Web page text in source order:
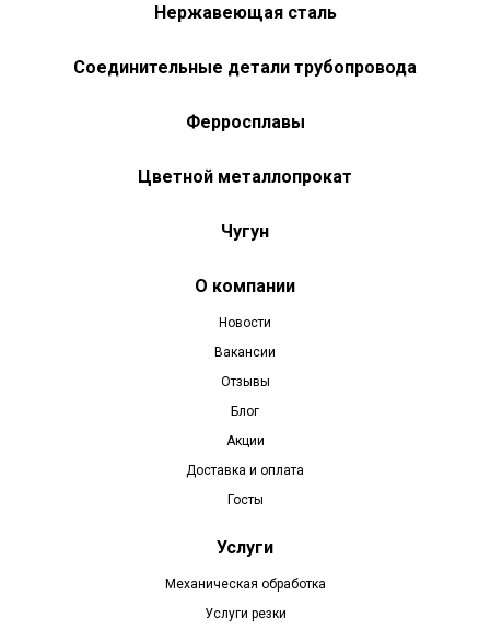
Нержавеющая сталь
Соединительные детали трубопровода
Ферросплавы
Цветной металлопрокат
Чугун
О компании
Новости
Вакансии
Отзывы
Блог
Акции
Доставка и оплата
Госты
Услуги
Механическая обработка
Услуги резки